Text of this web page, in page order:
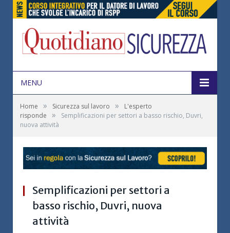
MENU
Home » Sicurezza sul lavoro »
L'esperto
risponde
»
Semplificazioni per settori a basso rischio, Duvri,
nuova attività
Semplificazioni per settori a
basso rischio, Duvri, nuova
attività